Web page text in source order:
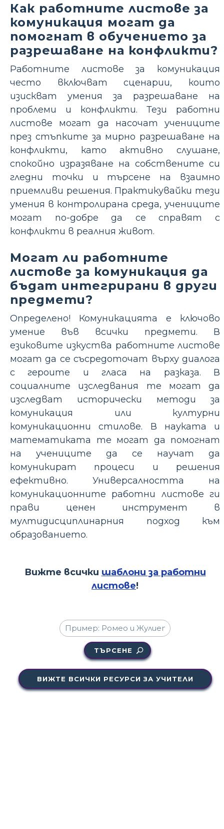
Как работните листове за
комуникация могат да
помогнат в обучението за
разрешаване на конфликти?
Работните листове за комуникация
често включват сценарии, които
изискват умения за разрешаване на
проблеми и конфликти. Тези работни
листове могат да насочат учениците
през стъпките за мирно разрешаване на
конфликти, като активно слушане,
спокойно изразяване на собствените си
гледни точки и търсене на взаимно
приемливи решения. Практикувайки тези
умения в контролирана среда, учениците
могат по-добре да се справят с
конфликти в реалния живот.
Могат ли работните
листове за комуникация да
бъдат интегрирани в други
предмети?
Определено! Комуникацията е ключово
умение във всички предмети. В
езиковите изкуства работните листове
могат да се съсредоточат върху диалога
с героите и гласа на разказа. В
социалните изследвания те могат да
изследват исторически методи за
комуникация или културни
комуникационни стилове. В науката и
математиката те могат да помогнат
на учениците да се научат да
комуникират процеси и решения
ефективно. Универсалността на
комуникационните работни листове ги
прави ценен инструмент в
мултидисциплинарния подход към
образованието.
Вижте всички шаблони за работни
листове!
ТЪРСЕНЕ
ВИЖТЕ ВСИЧКИ РЕСУРСИ ЗА УЧИТЕЛИ